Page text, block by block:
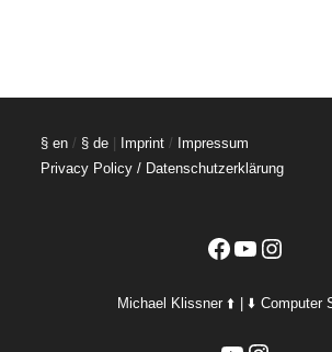
§ en / § de Imprint / Impressum
Privacy Policy / Datenschutzerklärung
Facebook
YouTubeInstagram
Michael Klissner ⬆️ | ⬇️ Computer